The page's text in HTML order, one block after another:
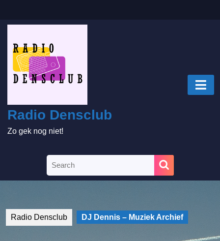
Radio Densclub
Zo gek nog niet!
for:
Radio Densclub DJ Dennis – Muziek Archief